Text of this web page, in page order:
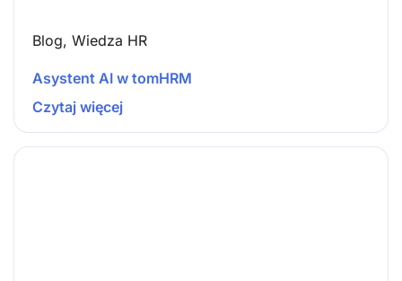
Blog, Wiedza HR
Asystent AI w tomHRM
Czytaj więcej